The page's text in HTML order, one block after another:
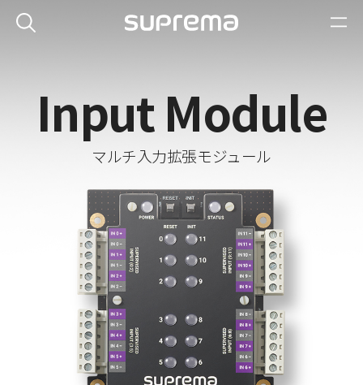
Input Module
マルチ入力拡張モジュール